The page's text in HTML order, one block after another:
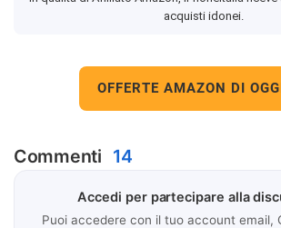
acquisti idonei.
OFFERTE AMAZON DI
Commenti 14
Accedi per partecipare alla
Puoi accedere con il tuo account email,